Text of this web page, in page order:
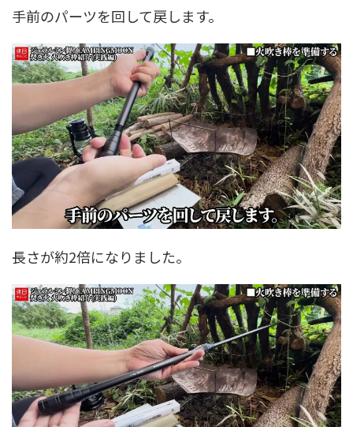
手前のパーツを回して戻します。
長さが約2倍になりました。